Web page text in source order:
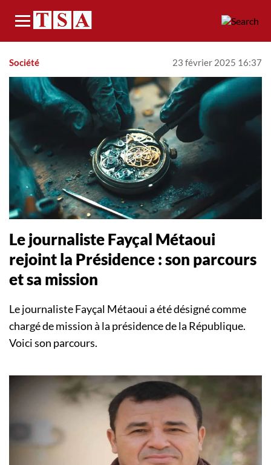
Menu
Société 23 février 2025 16:37
Le journaliste Fayçal Métaoui
rejoint la Présidence : son parcours
et sa mission
Le journaliste Fayçal Métaoui a été désigné comme
chargé de mission à la présidence de la République.
Voici son parcours.